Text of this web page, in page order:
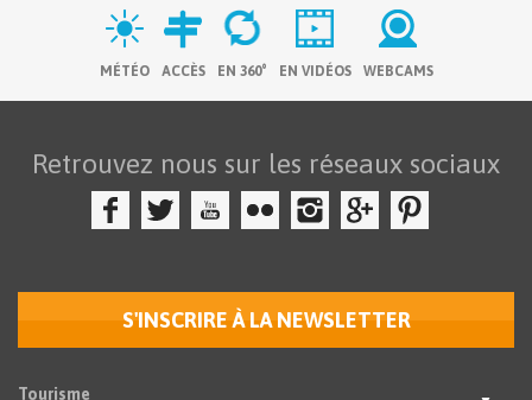
MÉTÉO ACCÈS EN 360° EN VIDÉOS WEBCAMS
Retrouvez nous sur les réseaux sociaux
S'INSCRIRE À LA NEWSLETTER
Tourisme